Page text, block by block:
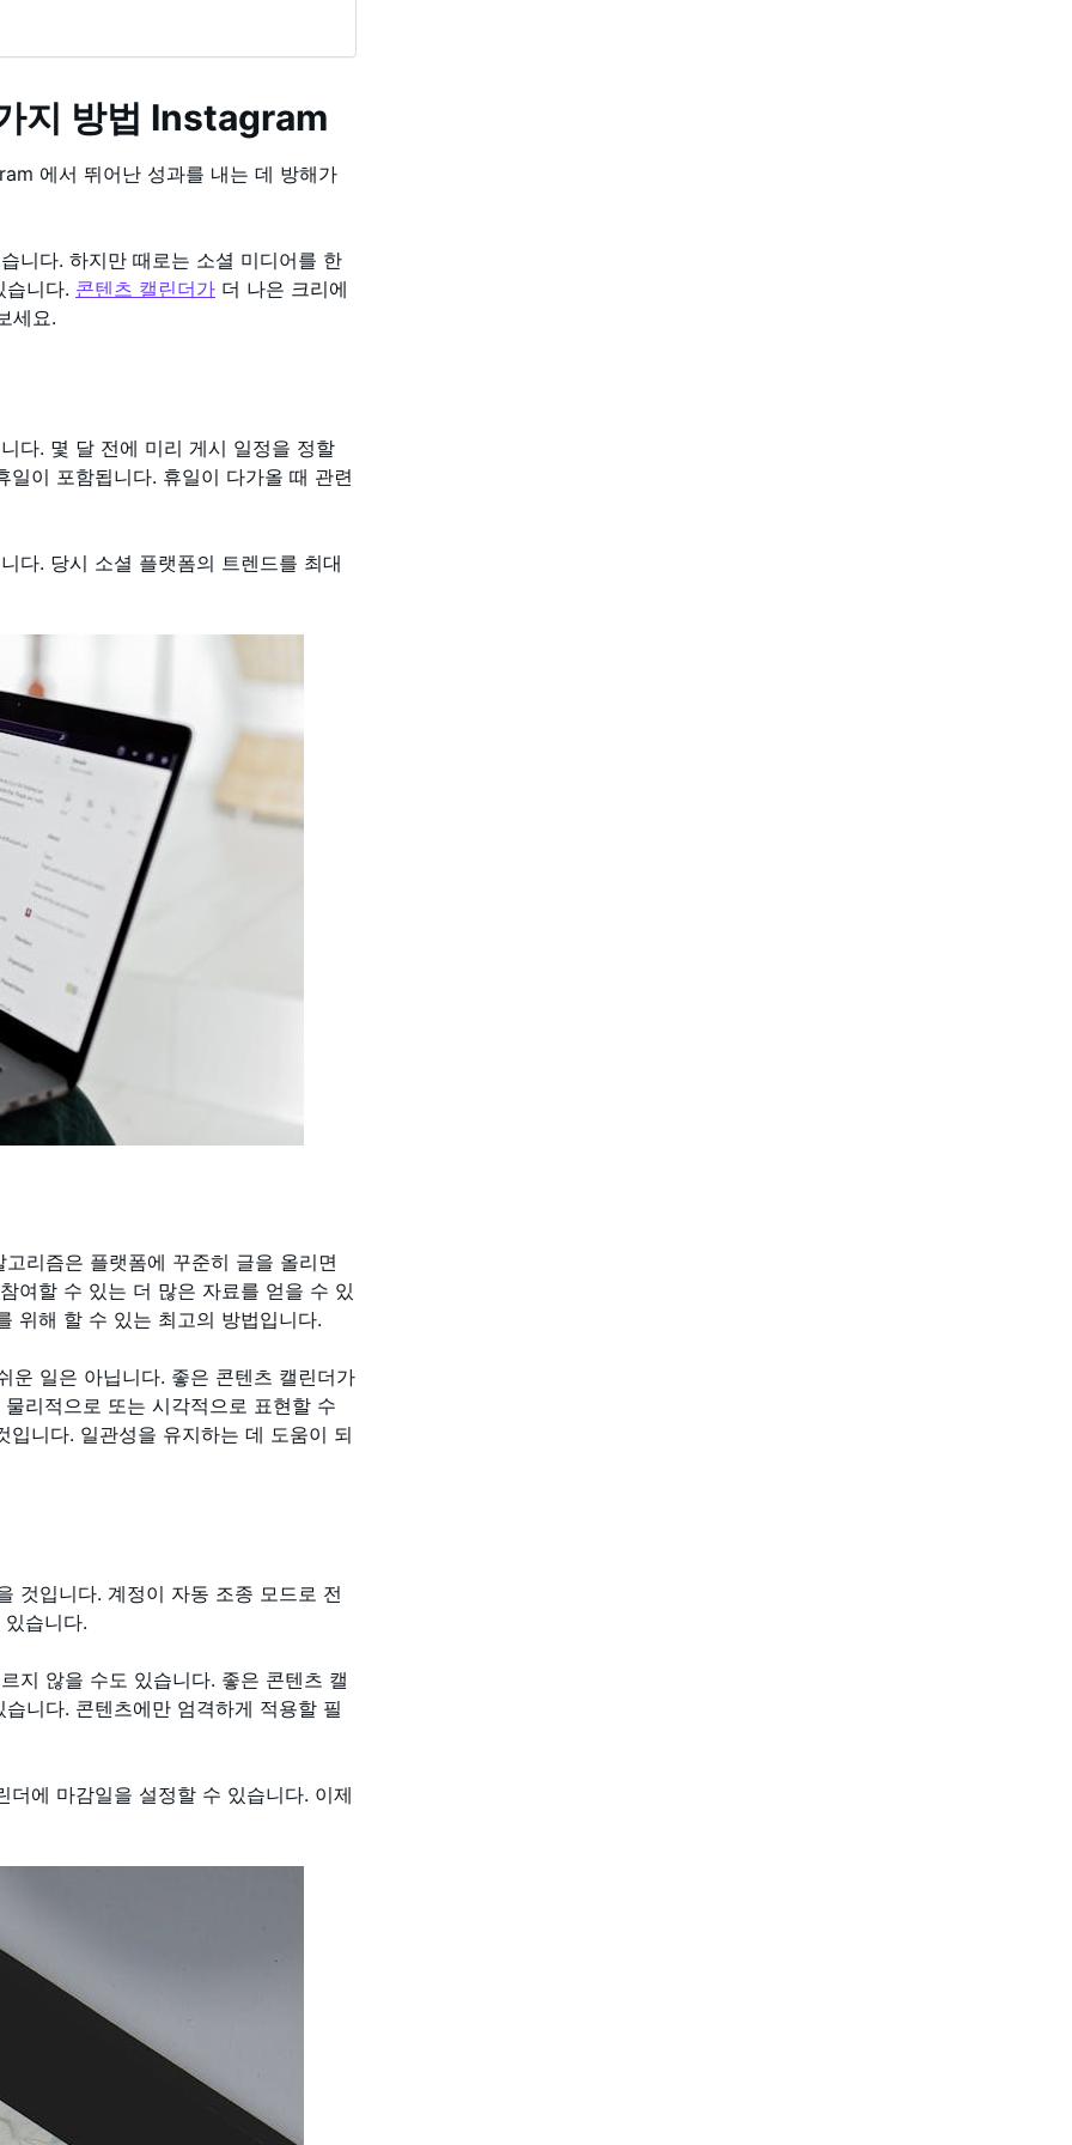
지 방법 Instagram
에서 뛰어난 성과를 내는 데 방해가
니다. 하지만 때로는 소셜 미디어를 한
니다. 콘텐츠 캘린더가 더 나은 크리에
세요.
다. 몇 달 전에 미리 게시 일정을 정할
이 포함됩니다. 휴일이 다가올 때 관련
다. 당시 소셜 플랫폼의 트렌드를 최대
리즘은 플랫폼에 꾸준히 글을 올리면
여할 수 있는 더 많은 자료를 얻을 수 있
위해 할 수 있는 최고의 방법입니다.
일은 아닙니다. 좋은 콘텐츠 캘린더가
리적으로 또는 시각적으로 표현할 수
니다. 일관성을 유지하는 데 도움이 되
것입니다. 계정이 자동 조종 모드로 전
습니다.
지 않을 수도 있습니다. 좋은 콘텐츠 캘
니다. 콘텐츠에만 엄격하게 적용할 필
에 마감일을 설정할 수 있습니다. 이제